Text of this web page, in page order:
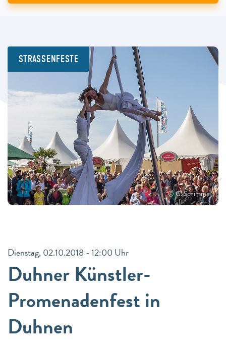
STRASSENFESTE
© C. Schimmel
Dienstag, 02.10.2018 - 12:00 Uhr
Duhner Künstler-
Promenadenfest in
Duhnen